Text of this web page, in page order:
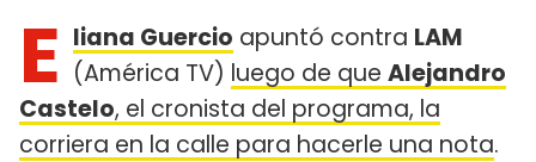
E liana Guercio apuntó contra LAM
(América TV) luego de que Alejandro
Castelo, el cronista del programa, la
corriera en la calle para hacerle una nota.